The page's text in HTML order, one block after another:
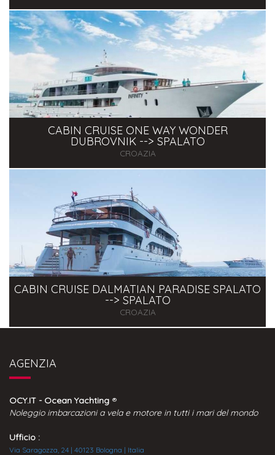
CABIN CRUISE ONE WAY WONDER
DUBROVNIK --> SPALATO
CROAZIA
CABIN CRUISE DALMATIAN PARADISE SPALATO
--> SPALATO
CROAZIA
AGENZIA
OCY.IT - Ocean Yachting ®
Noleggio imbarcazioni a vela e motore in tutti i mari del mondo
Ufficio :
Via Saragozza, 24 | 40123 Bologna | Italia